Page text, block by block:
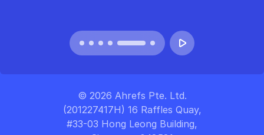
© 2026 Ahrefs Pte. Ltd.
(201227417H) 16 Raffles Quay,
#33-03 Hong Leong Building,